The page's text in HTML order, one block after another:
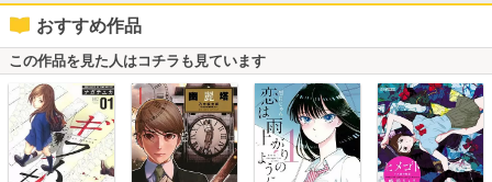
おすすめ作品
この作品を見た人はコチラも見ています